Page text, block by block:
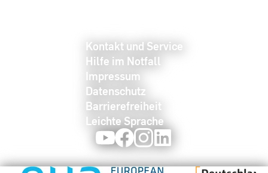
Kontakt und Service
Hilfe im Notfall
Impressum
Datenschutz
Barrierefreiheit
Leichte Sprache
YoutubeFacebookInstagram